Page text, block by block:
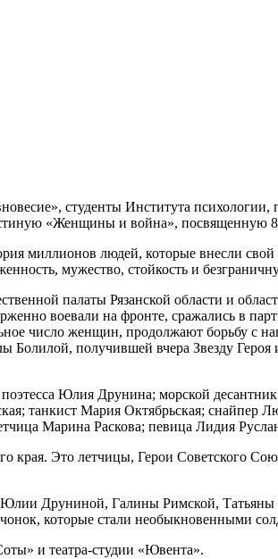
студенты Института психологии,
«Женщины и война», посвященную
миллионов людей, которые внесли
мужество, стойкость и
палаты Рязанской области и
воевали на фронте, сражались в
число женщин, продолжают борьбу с
получившей вчера Звезду
Юлия Друнина; морской
танкист Мария Октябрьская; снайпер
Марина Раскова; певица Лидия
Это летчицы, Герои Советского
Друниной, Галины Римской,
которые стали необыкновенными
и театра-студии «Ювента».